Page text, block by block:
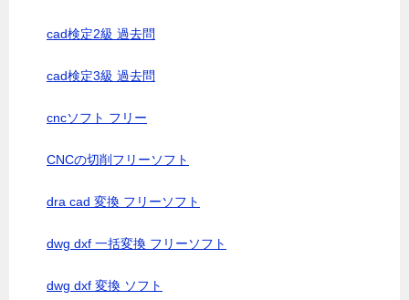
cad検定2級 過去問
cad検定3級 過去問
cncソフト フリー
CNCの切削フリーソフト
dra cad 変換 フリーソフト
dwg dxf 一括変換 フリーソフト
dwg dxf 変換 ソフト